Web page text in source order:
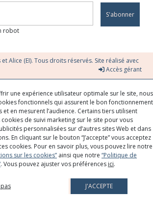
S'abonner
robot
Alice (EI). Tous droits réservés. Site réalisé avec
Accès gérant
une expérience utilisateur optimale sur le site, nous
fonctionnels qui assurent le bon fonctionnement
et en mesurent l’audience. Certains tiers utilisent
de suivi marketing sur le site pour vous
personnalisées sur d’autres sites Web et dans
En cliquant sur le bouton “J’accepte” vous acceptez
cookies. Pour en savoir plus, vous pouvez lire notre
sur les cookies” ainsi que notre “Politique de
. Vous pouvez ajuster vos préférences ici.
J'ACCEPTE